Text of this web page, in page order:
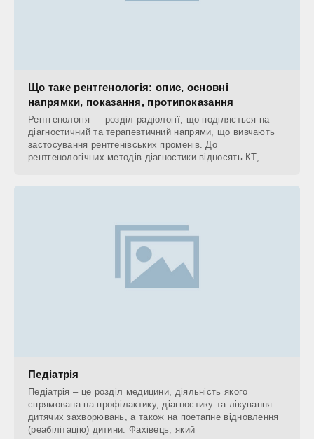
Що таке рентгенологія: опис, основні
напрямки, показання, протипоказання
Рентгенологія — розділ радіології, що поділяється на
діагностичний та терапевтичний напрями, що вивчають
застосування рентгенівських променів. До
рентгенологічних методів діагностики відносять КТ,
Педіатрія
Педіатрія – це розділ медицини, діяльність якого
спрямована на профілактику, діагностику та лікування
дитячих захворювань, а також на поетапне відновлення
(реабілітацію) дитини. Фахівець, який